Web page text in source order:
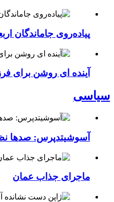
پیاده‌روی جاماندگان
آینده ای روشن برای
سیاسی
آسوشیتدپرس: صدها
ماجرای جذاب عمان